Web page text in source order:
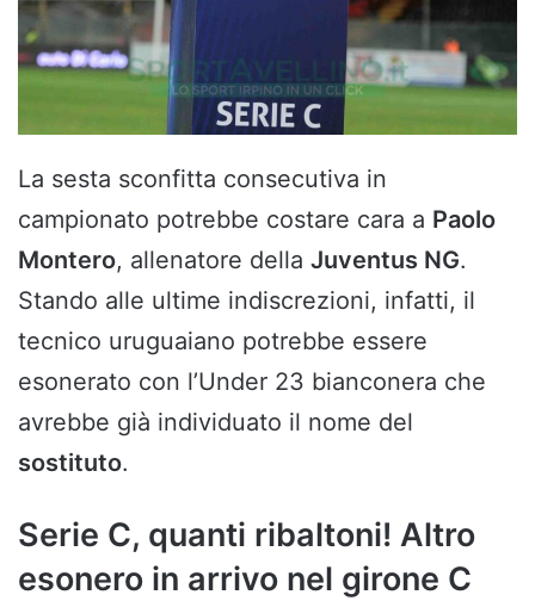
La sesta sconfitta consecutiva in
campionato potrebbe costare cara a Paolo
Montero, allenatore della Juventus NG.
Stando alle ultime indiscrezioni, infatti, il
tecnico uruguaiano potrebbe essere
esonerato con l’Under 23 bianconera che
avrebbe già individuato il nome del
sostituto.
Serie C, quanti ribaltoni! Altro
esonero in arrivo nel girone C